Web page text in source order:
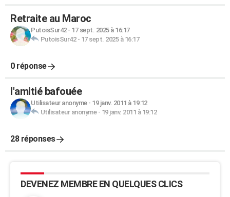
Retraite au Maroc
PutoisSur42- 17 sept. 2025 à 16:17
PutoisSur42- 17 sept. 2025 à 16:17
0 réponse
l'amitié bafouée
Utilisateur anonyme- 19 janv. 2011 à 19:12
Utilisateur anonyme- 19 janv. 2011 à 19:12
28 réponses
DEVENEZ MEMBRE EN QUELQUES CLICS